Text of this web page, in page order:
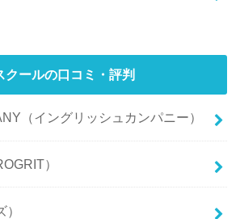
ールの口コミ・評判
（イングリッシュカンパニー）
）